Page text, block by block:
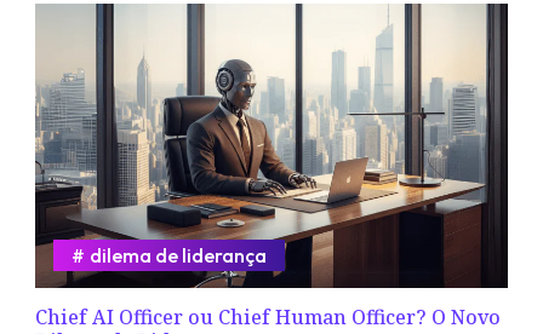
Chief AI Officer ou Chief Human Officer? O Novo
dilema de liderança